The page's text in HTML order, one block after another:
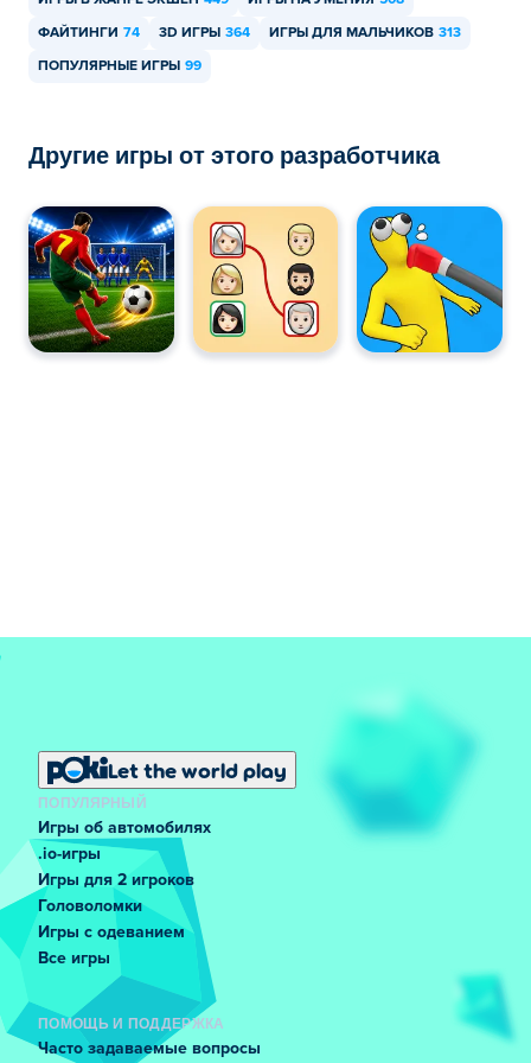
Способность к комбо: U
игру на Poki (Поки):Connect Puzzle!
Как можно бесплатно играть в Karate
Fighter?
Вы можете играть в Karate Fighter бесплатно на Poki.
ФАЙТИНГИ 74 3D ИГРЫ 364 ИГРЫ ДЛЯ МАЛЬЧИКОВ 313
ПОПУЛЯРНЫЕ ИГРЫ 99
Другие игры от этого разработчика
Let the world play
ПОПУЛЯРНЫЙ
Игры об автомобилях
.io-игры
Игры для 2 игроков
Головоломки
Игры с одеванием
Все игры
ПОМОЩЬ И ПОДДЕРЖКА
Часто задаваемые вопросы